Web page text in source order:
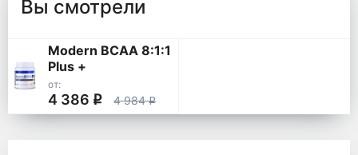
Вы смотрели
Modern BCAA 8:1:1
Plus +
от:
4 386 q 4 984q